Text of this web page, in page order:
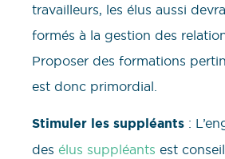
travailleurs, les élus aussi
formés à la gestion des
Proposer des formations
est donc primordial.
Stimuler les suppléants :
des élus suppléants est